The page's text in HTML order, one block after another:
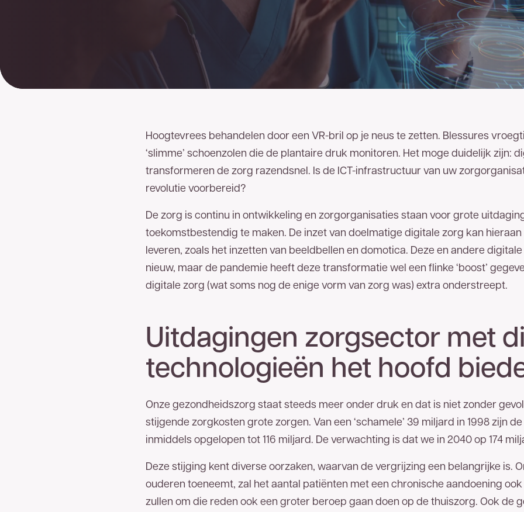
Hoogtevrees behandelen door een VR-bril op je neus te zetten. Blessures
‘slimme’ schoenzolen die de plantaire druk monitoren. Het moge duidelijk zijn:
transformeren de zorg razendsnel. Is de ICT-infrastructuur van uw
revolutie voorbereid?
De zorg is continu in ontwikkeling en zorgorganisaties staan voor grote
toekomstbestendig te maken. De inzet van doelmatige digitale zorg kan
leveren, zoals het inzetten van beeldbellen en domotica. Deze en andere
nieuw, maar de pandemie heeft deze transformatie wel een flinke ‘boost’
digitale zorg (wat soms nog de enige vorm van zorg was) extra onderstreept.
Uitdagingen zorgsector met
technologieën het hoofd
Onze gezondheidszorg staat steeds meer onder druk en dat is niet zonder
stijgende zorgkosten grote zorgen. Van een ‘schamele’ 39 miljard in 1998 zijn
inmiddels opgelopen tot 116 miljard. De verwachting is dat we in 2040 op 174
Deze stijging kent diverse oorzaken, waarvan de vergrijzing een belangrijke is.
ouderen toeneemt, zal het aantal patiënten met een chronische aandoening
zullen om die reden ook een groter beroep gaan doen op de thuiszorg. Ook de
Goednieuws!
U bent een stap dichter bij hetmeest betrouwbare glasvezelnetwerk van
Op uw locatie(s) is zakelijk glasvezel van TReNT beschikbaar. Vul
hieronder uw gegevens in en wij nemen zo spoedig mogelijk contact met u op. U
kunt ons ook direct bereiken via
053 - 711 41 00
Voor- en achternaam